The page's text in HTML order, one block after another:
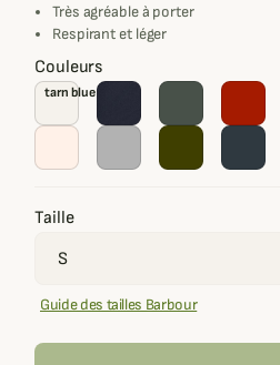
Très agréable à porter
Respirant et léger
Couleurs
tarn blue
Taille
Guide des tailles Barbour